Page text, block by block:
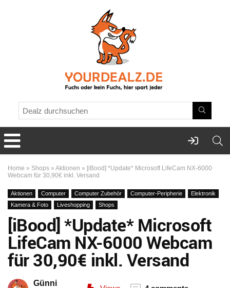
Home » Shops » Aktionen » [iBood] *Update* Microsoft LifeCam NX-6000
Webcam für 30,90€ inkl. Versand
Aktionen Computer Computer Zubehör Computer-Peripherie
Elektronik
Kamera & Foto
Liveshopping Shops
[iBood] *Update* Microsoft
LifeCam NX-6000 Webcam
für 30,90€ inkl. Versand
Günni